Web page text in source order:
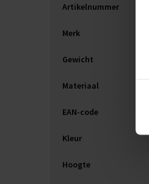
Artikelnummer
Merk
Gewicht
Materiaal
EAN-code
Kleur
Hoogte